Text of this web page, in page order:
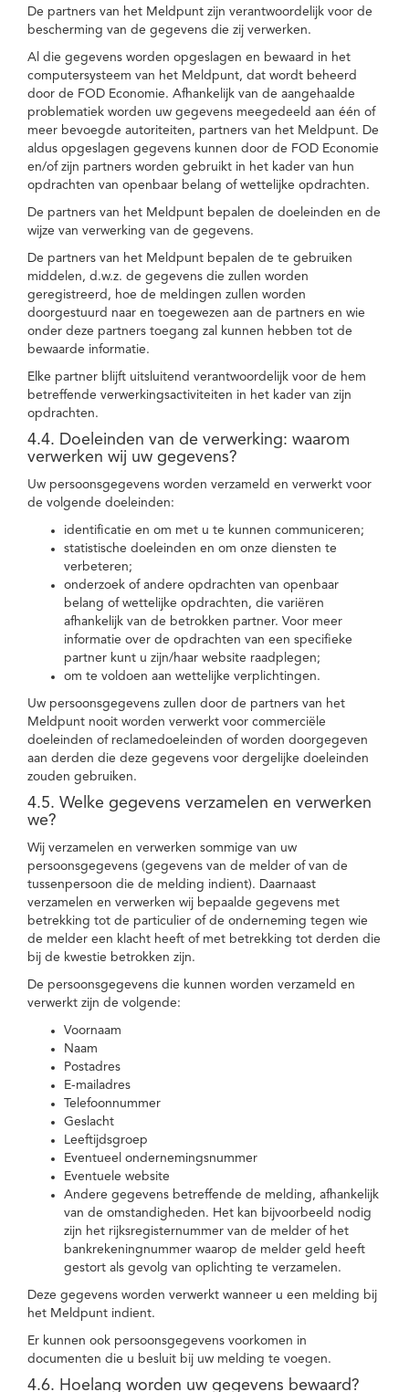
De partners van het Meldpunt zijn verantwoordelijk voor de
bescherming van de gegevens die zij verwerken.
Al die gegevens worden opgeslagen en bewaard in het
computersysteem van het Meldpunt, dat wordt beheerd
door de FOD Economie. Afhankelijk van de aangehaalde
problematiek worden uw gegevens meegedeeld aan één of
meer bevoegde autoriteiten, partners van het Meldpunt. De
aldus opgeslagen gegevens kunnen door de FOD Economie
en/of zijn partners worden gebruikt in het kader van hun
opdrachten van openbaar belang of wettelijke opdrachten.
De partners van het Meldpunt bepalen de doeleinden en de
wijze van verwerking van de gegevens.
De partners van het Meldpunt bepalen de te gebruiken
middelen, d.w.z. de gegevens die zullen worden
geregistreerd, hoe de meldingen zullen worden
doorgestuurd naar en toegewezen aan de partners en wie
onder deze partners toegang zal kunnen hebben tot de
bewaarde informatie.
Elke partner blijft uitsluitend verantwoordelijk voor de hem
betreffende verwerkingsactiviteiten in het kader van zijn
opdrachten.
4.4. Doeleinden van de verwerking: waarom
verwerken wij uw gegevens?
Uw persoonsgegevens worden verzameld en verwerkt voor
de volgende doeleinden:
identificatie en om met u te kunnen communiceren;
statistische doeleinden en om onze diensten te
verbeteren;
onderzoek of andere opdrachten van openbaar
belang of wettelijke opdrachten, die variëren
afhankelijk van de betrokken partner. Voor meer
informatie over de opdrachten van een specifieke
partner kunt u zijn/haar website raadplegen;
om te voldoen aan wettelijke verplichtingen.
Uw persoonsgegevens zullen door de partners van het
Meldpunt nooit worden verwerkt voor commerciële
doeleinden of reclamedoeleinden of worden doorgegeven
aan derden die deze gegevens voor dergelijke doeleinden
zouden gebruiken.
4.5. Welke gegevens verzamelen en verwerken
we?
Wij verzamelen en verwerken sommige van uw
persoonsgegevens (gegevens van de melder of van de
tussenpersoon die de melding indient). Daarnaast
verzamelen en verwerken wij bepaalde gegevens met
betrekking tot de particulier of de onderneming tegen wie
de melder een klacht heeft of met betrekking tot derden die
bij de kwestie betrokken zijn.
De persoonsgegevens die kunnen worden verzameld en
verwerkt zijn de volgende:
Voornaam
Naam
Postadres
E-mailadres
Telefoonnummer
Geslacht
Leeftijdsgroep
Eventueel ondernemingsnummer
Eventuele website
Andere gegevens betreffende de melding, afhankelijk
van de omstandigheden. Het kan bijvoorbeeld nodig
zijn het rijksregisternummer van de melder of het
bankrekeningnummer waarop de melder geld heeft
gestort als gevolg van oplichting te verzamelen.
Deze gegevens worden verwerkt wanneer u een melding bij
het Meldpunt indient.
Er kunnen ook persoonsgegevens voorkomen in
documenten die u besluit bij uw melding te voegen.
4.6. Hoelang worden uw gegevens bewaard?